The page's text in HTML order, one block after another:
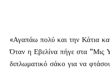
«Αγαπάω πολύ και την Κάτια
Όταν η Εβελίνα πήγε στα ”Μις
διπλωματικό σάκο για να